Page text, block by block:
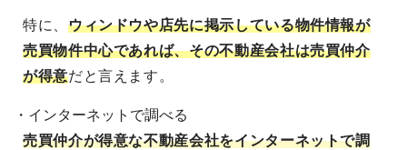
特に、 ウィンドウや店先に掲示している物件情報が
売買物件中心であれば、その不動産会社は売買仲介
が得意だと言えます。
・インターネットで調べる
売買仲介が得意な不動産会社をインターネットで調